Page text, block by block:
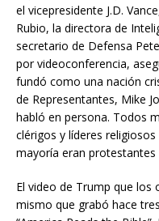
el vicepresidente J.D.
Rubio, la directora de
secretario de Defensa
por videoconferencia,
fundó como una nación
de Representantes, Mike
habló en persona. Todos
clérigos y líderes
mayoría eran protestantes
El video de Trump que los
mismo que grabó hace